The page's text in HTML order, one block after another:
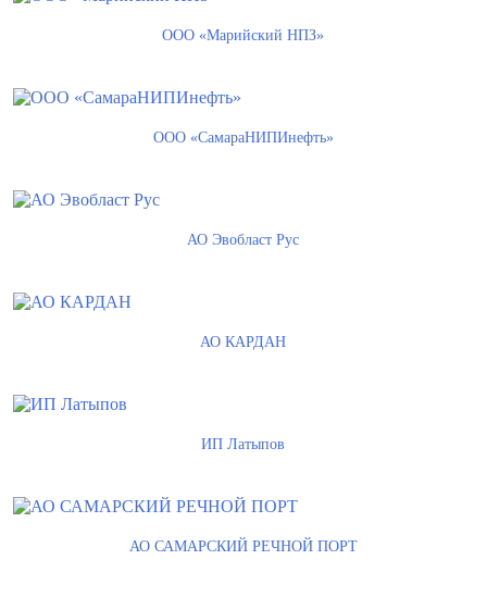
ООО «Марийский НПЗ»
ООО «СамараНИПИнефть»
АО Эвобласт Рус
АО КАРДАН
ИП Латыпов
АО САМАРСКИЙ РЕЧНОЙ ПОРТ